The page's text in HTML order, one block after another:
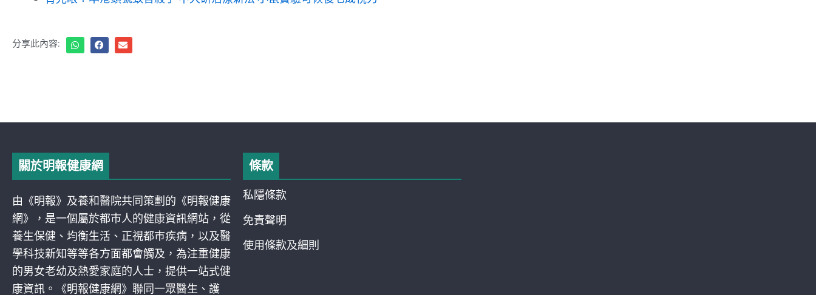
分享此內容:
關於明報健康網
由《明報》及養和醫院共同策劃的《明報健康
網》，是一個屬於都巿人的健康資訊網站，從
養生保健、均衡生活、正視都巿疾病，以及醫
學科技新知等等各方面都會觸及，為注重健康
的男女老幼及熱愛家庭的人士，提供一站式健
康資訊。《明報健康網》聯同一眾醫生、護
條款
私隱條款
免責聲明
使用條款及細則